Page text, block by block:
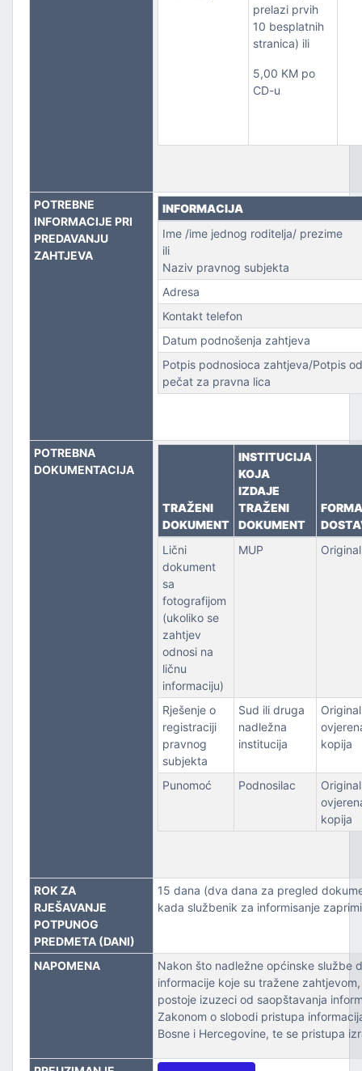
prelazi prvih
10 besplatnih
stranica) ili
5,00 KM po
CD-u
POTREBNE
INFORMACIJE PRI
PREDAVANJU
ZAHTJEVA
INFORMACIJA
Ime /ime jednog roditelja/ prezime
ili
Naziv pravnog subjekta
Adresa
Kontakt telefon
Datum podnošenja zahtjeva
Potpis podnosioca zahtjeva/Potpis
pečat za pravna lica
POTREBNA
DOKUMENTACIJA
TRAŽENI
DOKUMENT
INSTITUCIJA
KOJA
IZDAJE
TRAŽENI
DOKUMENT
FORMA
Lični
dokument
sa
fotografijom
(ukoliko se
zahtjev
odnosi na
ličnu
informaciju)
MUP Original
Rješenje o
registraciji
pravnog
subjekta
Sud ili druga
nadležna
institucija
kopija
Punomoć Podnosilac
kopija
ROK ZA
RJEŠAVANJE
POTPUNOG
PREDMETA (DANI)
15 dana (dva dana za pregled
kada službenik za informisanje
NAPOMENA
Nakon što nadležne općinske službe
informacije koje su tražene
postoje izuzeci od saopštavanja
Zakonom o slobodi pristupa
Bosne i Hercegovine, te se pristupa